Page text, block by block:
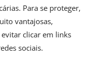
Para se proteger,
vantajosas,
clicar em links
sociais.